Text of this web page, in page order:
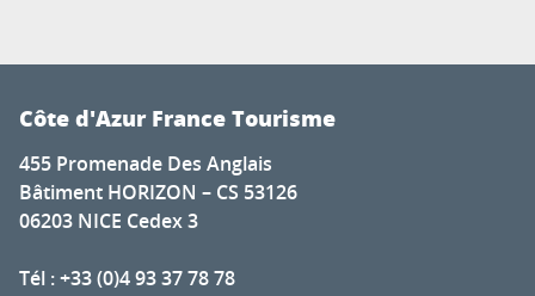
Côte d'Azur France Tourisme
455 Promenade Des Anglais
Bâtiment HORIZON – CS 53126
06203 NICE Cedex 3
Tél : +33 (0)4 93 37 78 78